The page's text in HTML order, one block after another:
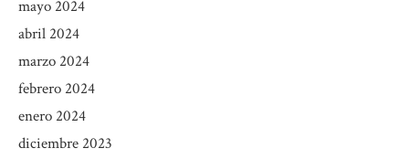
mayo 2024
abril 2024
marzo 2024
febrero 2024
enero 2024
diciembre 2023